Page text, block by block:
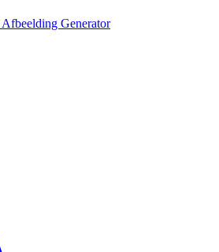
Afbeelding Generator